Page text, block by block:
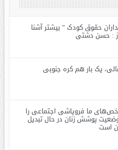
حقوق کودک ” بیشتر آشنا
: حسن دشتی
یک بار هم کره جنوبی
ما فروپاشی اجتماعی را
پوشش زنان در حال تبدیل
است